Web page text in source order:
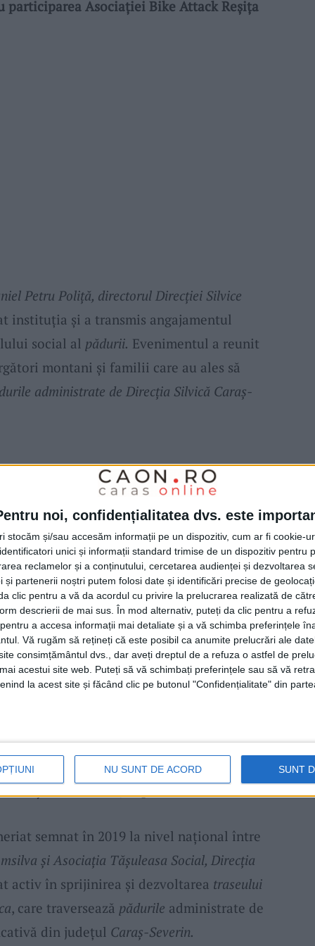
noi, confidențialitatea dvs. este
stocăm și/sau accesăm informații pe un dispozitiv, cum ar fi cookie-
unici și informații standard trimise de un dispozitiv pentru
reclamelor și a conținutului, cercetarea audienței și dezvoltarea
și partenerii noștri putem folosi date și identificări precise de
clic pentru a vă da acordul cu privire la prelucrarea realizată de
descrierii de mai sus. În mod alternativ, puteți da clic pentru a
a accesa informații mai detaliate și a vă schimba preferințele
Vă rugăm să rețineți că este posibil ca anumite prelucrări ale
consimțământul dvs., dar aveți dreptul de a refuza o astfel de
acestui site web. Puteți să vă schimbați preferințele sau să vă
la acest site și făcând clic pe butonul "Confidențialitate" din
NU SUNT DE ACORD SUNT
participarea Asociației Bike Attack Reșița
Petru Poliță, directorul Direcției Silvice
instituția și a transmis angajamentul
social al pădurii. Evenimentul a reunit
montani și familii care au ales să
administrate de Direcția Silvică Caraș-
în promovarea accesului public la
peste 10 ani, instituția lucrează alături
Asociația Bike Attack Reșițala oficializarea
drumeție și cicloturismdin fondul
concursul„Alergând la Pădure”, al cărui
în cadrul Direcției Silvice Caraș-
Tășuleasa Social, implementat local
semnat în 2019 la nivel național între
și Asociația Tășuleasa Social, Direcția
activ în sprijinirea și dezvoltarea traseului
, care traversează pădurile administrate de
din județul Caraș-Severin.